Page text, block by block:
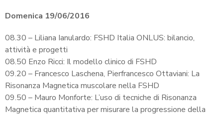
Domenica 19/06/2016
08.30 – Liliana Ianulardo: FSHD Italia ONLUS: bilancio,
attività e progetti
08.50 Enzo Ricci: Il modello clinico di FSHD
09.20 – Francesco Laschena, Pierfrancesco Ottaviani: La
Risonanza Magnetica muscolare nella FSHD
09.50 – Mauro Monforte: L’uso di tecniche di Risonanza
Magnetica quantitativa per misurare la progressione della